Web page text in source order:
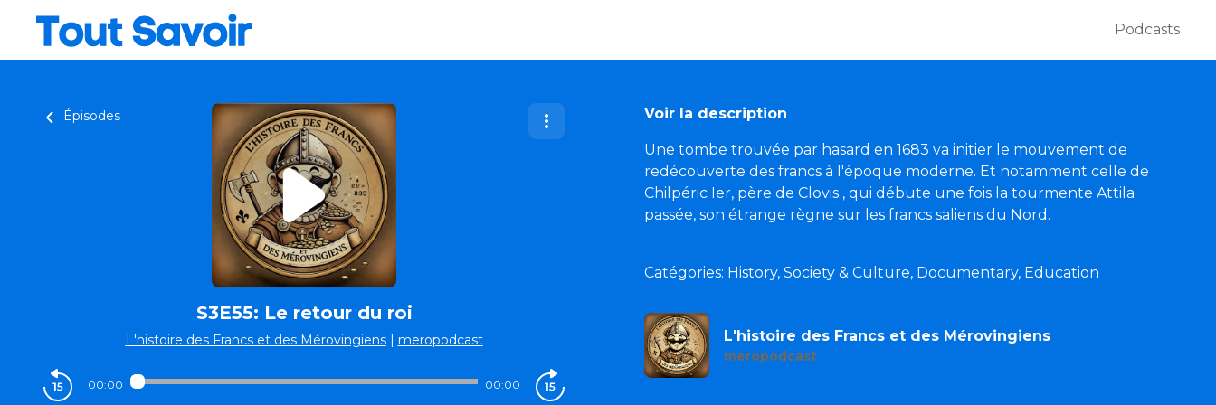
Podcasts
Épisodes
S3E55: Le retour du roi
L'histoire des Francs et des Mérovingiens | meropodcast
00:00 00:00
Voir la description
Une tombe trouvée par hasard en 1683 va initier le mouvement de
redécouverte des francs à l'époque moderne. Et notamment celle de
Chilpéric Ier, père de Clovis , qui débute une fois la tourmente Attila
passée, son étrange règne sur les francs saliens du Nord.
Catégories: History, Society & Culture, Documentary, Education
L'histoire des Francs et des Mérovingiens
meropodcast